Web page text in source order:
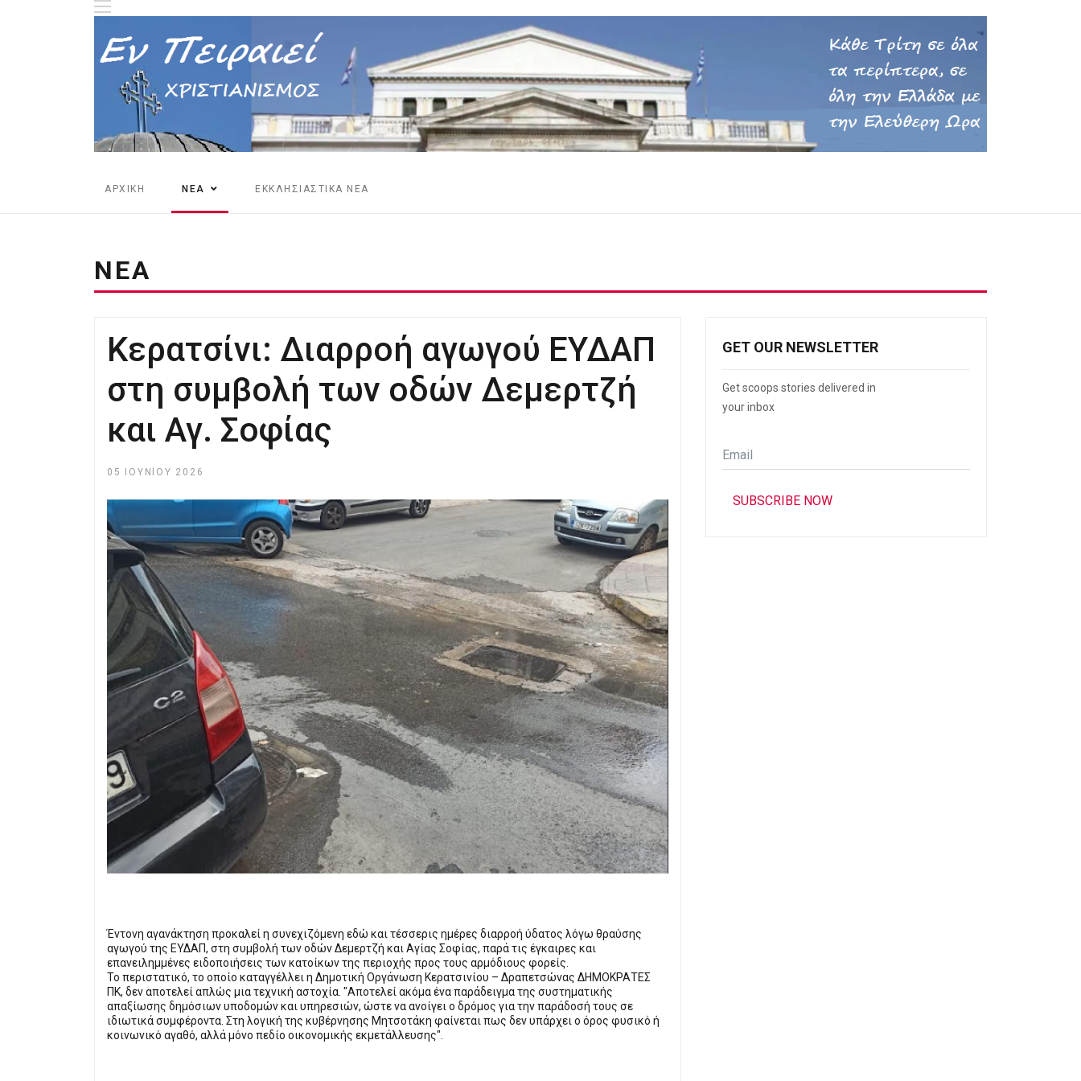
ΑΡΧΙΚΗ ΝΕΑ ΕΚΚΛΗΣΙΑΣΤΙΚΑ ΝΕΑ
ΝΕΑ
Κερατσίνι: Διαρροή αγωγού ΕΥΔΑΠ
στη συμβολή των οδών Δεμερτζή
και Αγ. Σοφίας
05 ΙΟΥΝΊΟΥ 2026
Έντονη αγανάκτηση προκαλεί η συνεχιζόμενη εδώ και τέσσερις ημέρες διαρροή ύδατος λόγω θραύσης
αγωγού της ΕΥΔΑΠ, στη συμβολή των οδών Δεμερτζή και Αγίας Σοφίας, παρά τις έγκαιρες και
επανειλημμένες ειδοποιήσεις των κατοίκων της περιοχής προς τους αρμόδιους φορείς.
Το περιστατικό, το οποίο καταγγέλλει η Δημοτική Οργάνωση Κερατσινίου – Δραπετσώνας ΔΗΜΟΚΡΑΤΕΣ
ΠΚ, δεν αποτελεί απλώς μια τεχνική αστοχία. "Αποτελεί ακόμα ένα παράδειγμα της συστηματικής
απαξίωσης δημόσιων υποδομών και υπηρεσιών, ώστε να ανοίγει ο δρόμος για την παράδοσή τους σε
ιδιωτικά συμφέροντα. Στη λογική της κυβέρνησης Μητσοτάκη φαίνεται πως δεν υπάρχει ο όρος φυσικό ή
κοινωνικό αγαθό, αλλά μόνο πεδίο οικονομικής εκμετάλλευσης".
GET OUR NEWSLETTER
Get scoops stories delivered in
your inbox
Email
*
SUBSCRIBE NOW